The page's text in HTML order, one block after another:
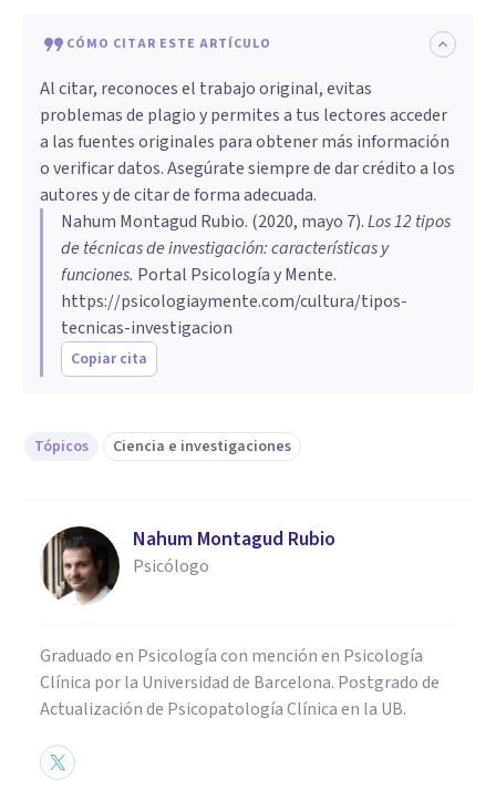
CÓMO CITAR ESTE ARTÍCULO
Al citar, reconoces el trabajo original, evitas
problemas de plagio y permites a tus lectores acceder
a las fuentes originales para obtener más información
o verificar datos. Asegúrate siempre de dar crédito a los
autores y de citar de forma adecuada.
Nahum Montagud Rubio. (2020, mayo 7).Los 12 tipos
de técnicas de investigación: características y
funciones. Portal Psicología y Mente.
https://psicologiaymente.com/cultura/tipos-
tecnicas-investigacion
Copiar cita
Tópicos Ciencia e investigaciones
Nahum Montagud Rubio
Psicólogo
Graduado en Psicología con mención en Psicología
Clínica por la Universidad de Barcelona. Postgrado de
Actualización de Psicopatología Clínica en la UB.